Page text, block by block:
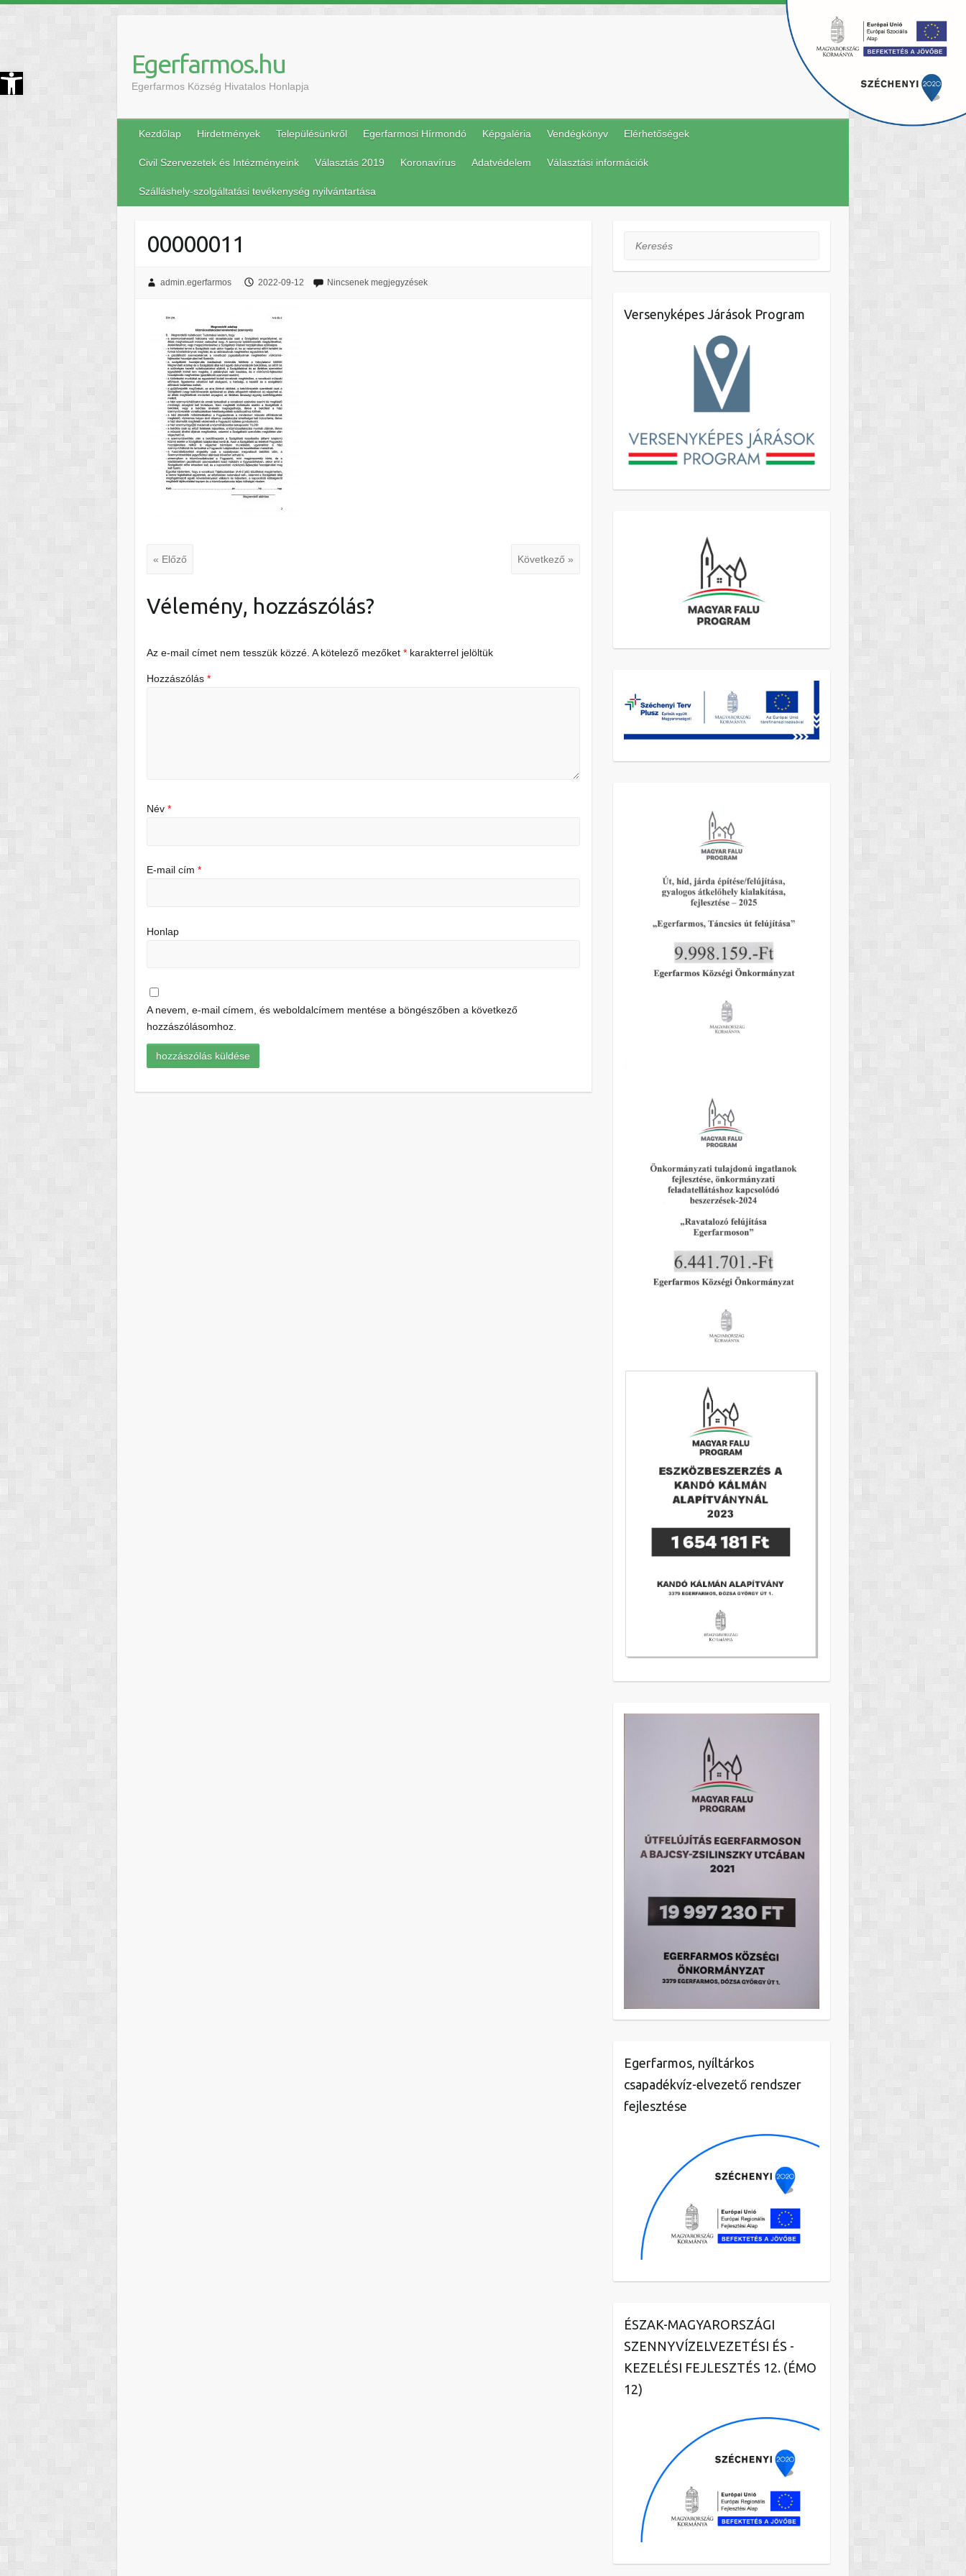
Eszköztár megnyitása Egerfarmos.hu
Egerfarmos Község Hivatalos Honlapja
Kezdőlap Hirdetmények Településünkről Egerfarmosi Hírmondó Képgaléria Vendégkönyv Elérhetőségek
Civil Szervezetek és Intézményeink Választás 2019 Koronavírus Adatvédelem Választási információk
Szálláshely-szolgáltatási tevékenység nyilvántartása
00000011
admin.egerfarmos 2022-09-12 Nincsenek megjegyzések
« Előző Következő »
Vélemény, hozzászólás?
Az e-mail címet nem tesszük közzé. A kötelező mezőket* karakterrel jelöltük
Hozzászólás*
Név*
E-mail cím*
Honlap
A nevem, e-mail címem, és weboldalcímem mentése a böngészőben a következő
hozzászólásomhoz.
Keresés
Versenyképes Járások Program
Egerfarmos, nyíltárkos
csapadékvíz-elvezető rendszer
fejlesztése
ÉSZAK-MAGYARORSZÁGI
SZENNYVÍZELVEZETÉSI ÉS -
KEZELÉSI FEJLESZTÉS 12. (ÉMO
12)